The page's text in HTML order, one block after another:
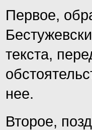
Первое,
текста,
нее.
Второе,